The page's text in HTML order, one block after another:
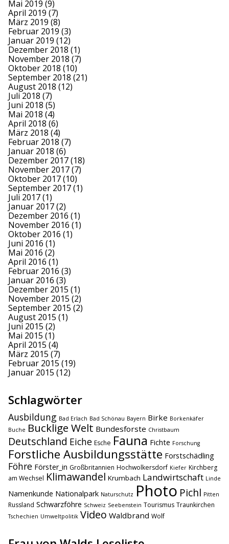
Mai 2019 (9)
April 2019 (7)
März 2019 (8)
Februar 2019 (3)
Januar 2019 (12)
Dezember 2018 (1)
November 2018 (7)
Oktober 2018 (10)
September 2018 (21)
August 2018 (12)
Juli 2018 (7)
Juni 2018 (5)
Mai 2018 (4)
April 2018 (6)
März 2018 (4)
Februar 2018 (7)
Januar 2018 (6)
Dezember 2017(18)
November 2017(7)
Oktober 2017(10)
September 2017(1)
Juli 2017(1)
Januar 2017(2)
Dezember 2016 (1)
November 2016 (1)
Oktober 2016 (1)
Juni 2016 (1)
Mai 2016 (2)
April 2016 (1)
Februar 2016 (3)
Januar 2016 (3)
Dezember 2015 (1)
November 2015 (2)
September 2015 (2)
August 2015 (1)
Juni 2015 (2)
Mai 2015 (1)
April 2015 (4)
März 2015 (7)
Februar 2015 (19)
Januar 2015 (12)
Schlagwörter
Ausbildung Bad Erlach Bad Schönau Bayern Birke Borkenkäfer
Buche Bucklige Welt Bundesforste Christbaum
Deutschland Eiche Esche Fauna Fichte Forschung
Forstliche Ausbildungsstätte Forstschädling
Föhre Förster_in Großbritannien Hochwolkersdorf Kiefer Kirchberg
am Wechsel Klimawandel Krumbach Landwirtschaft Linde
Namenkunde Nationalpark Naturschutz Photo Pichl Pitten
Russland Schwarzföhre Schweiz Seebenstein Tourismus Traunkirchen
Tschechien Umweltpolitik Video Waldbrand Wolf